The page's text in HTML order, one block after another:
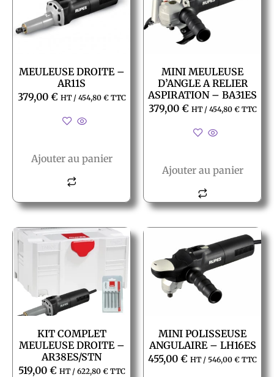
MEULEUSE DROITE –
AR11S
379,00 € HT / 454,80 €TTC
Ajouter au panier
MINI MEULEUSE
D’ANGLE A RELIER
ASPIRATION – BA31ES
379,00 € HT / 454,80 €TTC
Ajouter au panier
KIT COMPLET
MEULEUSE DROITE –
AR38ES/STN
519,00 € HT / 622,80 €TTC
MINI POLISSEUSE
ANGULAIRE – LH16ES
455,00 € HT / 546,00 € TTC